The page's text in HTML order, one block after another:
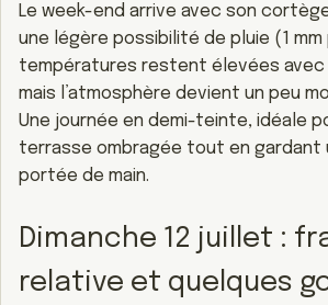
Le week-end arrive avec son
une légère possibilité de pluie (1 mm
températures restent élevées avec
mais l’atmosphère devient un peu
Une journée en demi-teinte, idéale
terrasse ombragée tout en gardant
portée de main.
Dimanche 12 juillet :
relative et quelques